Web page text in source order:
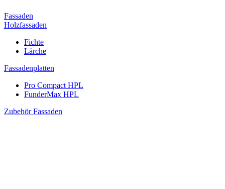
Fassaden
Holzfassaden
Fichte
Lärche
Fassadenplatten
Pro Compact HPL
FunderMax HPL
Zubehör Fassaden